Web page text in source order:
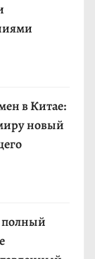
в Китае:
новый
полный